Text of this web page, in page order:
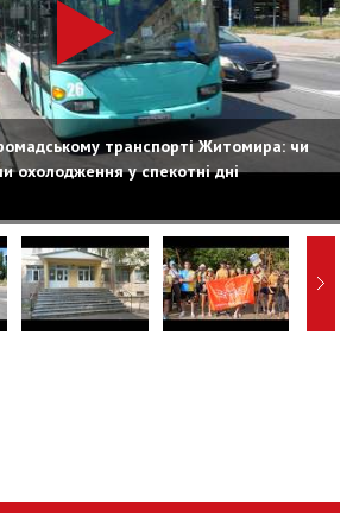
транспорті Житомира: чи
охолодження у спекотні дні